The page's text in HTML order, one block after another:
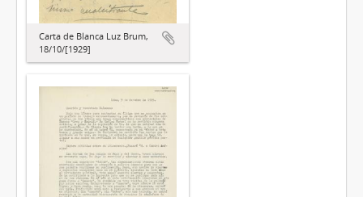
Carta de Blanca Luz Brum,
18/10/[1929]